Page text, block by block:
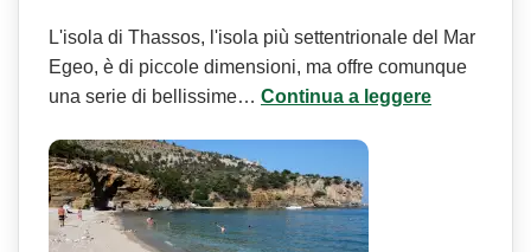
L'isola di Thassos, l'isola più settentrionale del Mar
Egeo, è di piccole dimensioni, ma offre comunque
una serie di bellissime… Continua a leggere